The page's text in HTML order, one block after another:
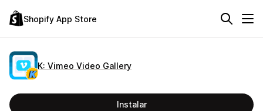
Shopify App Store
K: Vimeo Video Gallery
Instalar